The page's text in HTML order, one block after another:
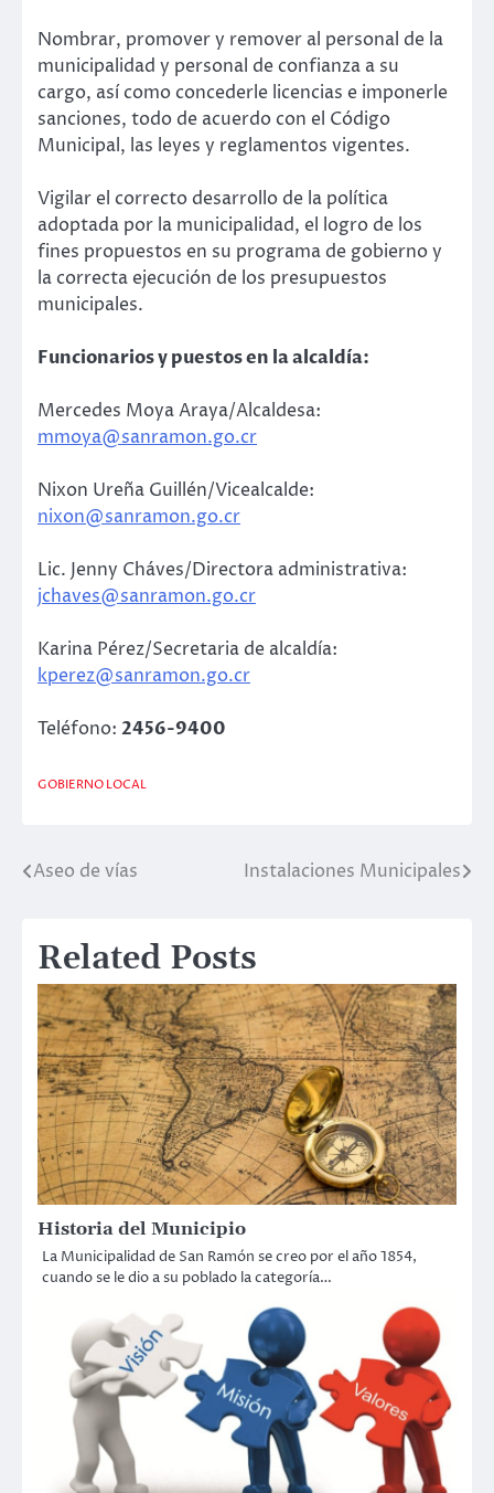
Nombrar, promover y remover al personal de la
municipalidad y personal de confianza a su
cargo, así como concederle licencias e imponerle
sanciones, todo de acuerdo con el Código
Municipal, las leyes y reglamentos vigentes.
Vigilar el correcto desarrollo de la política
adoptada por la municipalidad, el logro de los
fines propuestos en su programa de gobierno y
la correcta ejecución de los presupuestos
municipales.
Funcionarios y puestos en la alcaldía:
Mercedes Moya Araya/Alcaldesa:
mmoya@sanramon.go.cr
Nixon Ureña Guillén/Vicealcalde:
nixon@sanramon.go.cr
Lic. Jenny Cháves/Directora administrativa:
jchaves@sanramon.go.cr
Karina Pérez/Secretaria de alcaldía:
kperez@sanramon.go.cr
Teléfono: 2456-9400
GOBIERNO LOCAL
Post
Aseo de vías Instalaciones Municipales
Related Posts
Historia del Municipio
La Municipalidad de San Ramón se creo por el año 1854,
cuando se le dio a su poblado la categoría…